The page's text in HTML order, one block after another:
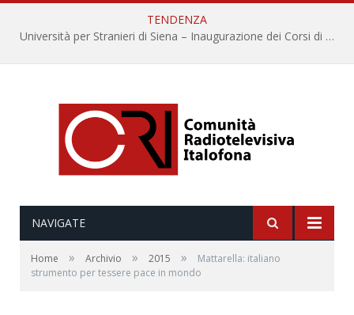
TENDENZA
Università per Stranieri di Siena – Inaugurazione dei Corsi di Lingua e Cultura Italiana, 109a annata
NAVIGATE
Home » Archivio » 2015 »
Mattarella: italiano
strumento per tessere pace in mondo